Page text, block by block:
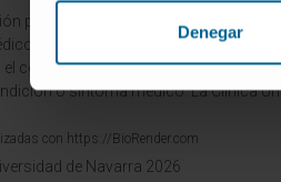
Denegar
proporcionada en este Diccionario
y no debe ser utilizada como
consejo, diagnóstico, tratamiento o
o síntoma médico. La Clínica
con https://BioRender.com
de Navarra 2026